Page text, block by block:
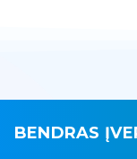
BENDRAS